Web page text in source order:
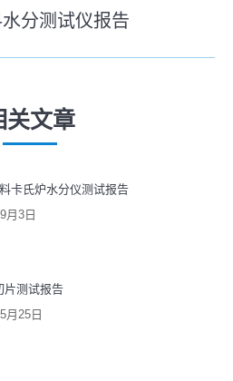
的
文
未
来
文
章：
分测试仪报告
关文章
卡氏炉水分仪测试报告
月3日
片测试报告
月25日